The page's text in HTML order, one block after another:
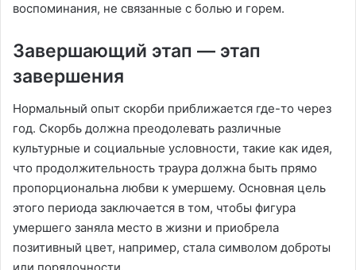
воспоминания, не связанные с болью и горем.
Завершающий этап — этап
завершения
Нормальный опыт скорби приближается где-то через
год. Скорбь должна преодолевать различные
культурные и социальные условности, такие как идея,
что продолжительность траура должна быть прямо
пропорциональна любви к умершему. Основная цель
этого периода заключается в том, чтобы фигура
умершего заняла место в жизни и приобрела
позитивный цвет, например, стала символом доброты